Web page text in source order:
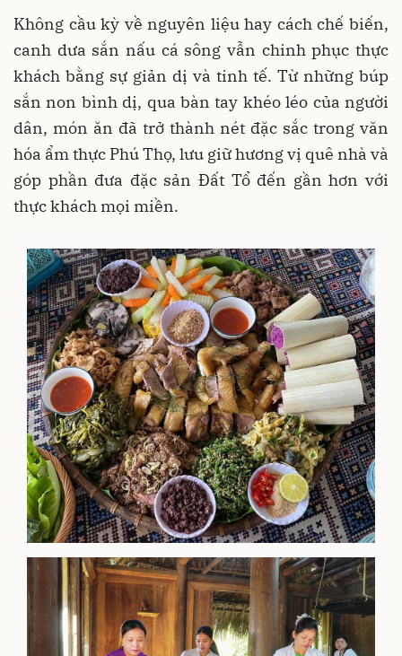
Không cầu kỳ về nguyên liệu hay cách chế biến,
canh dưa sắn nấu cá sông vẫn chinh phục thực
khách bằng sự giản dị và tinh tế. Từ những búp
sắn non bình dị, qua bàn tay khéo léo của người
dân, món ăn đã trở thành nét đặc sắc trong văn
hóa ẩm thực Phú Thọ, lưu giữ hương vị quê nhà và
góp phần đưa đặc sản Đất Tổ đến gần hơn với
thực khách mọi miền.
Ẩm thực người Mường: Gắn kết người với người quanh
mâm cỗ lá giản dị